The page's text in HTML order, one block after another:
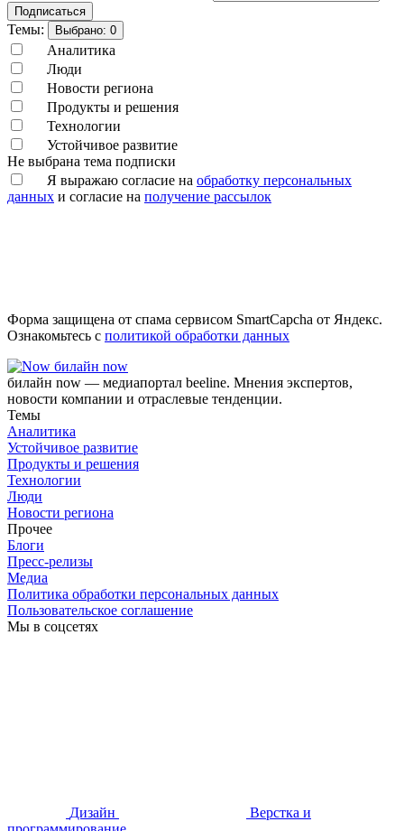
Подписаться
Темы: Выбрано: 0
Аналитика
Люди
Новости региона
Продукты и решения
Технологии
Устойчивое развитие
Не выбрана тема подписки
Я выражаю согласие на обработку персональных
данных и согласие на получение рассылок
Форма защищена от спама сервисом SmartCapcha от Яндекс.
Ознакомьтесь с политикой обработки данных
билайн now
билайн now — медиапортал beeline. Мнения экспертов,
новости компании и отраслевые тенденции.
Темы
Аналитика
Устойчивое развитие
Продукты и решения
Технологии
Люди
Новости региона
Прочее
Блоги
Пресс-релизы
Медиа
Политика обработки персональных данных
Пользовательское соглашение
Мы в соцсетях
Дизайн
Верстка и